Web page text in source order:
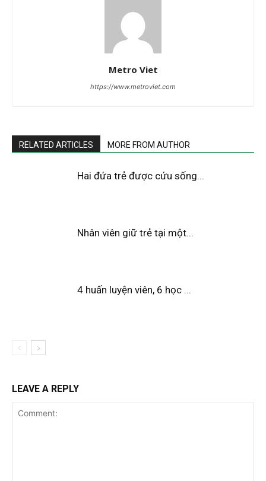
Metro Viet
https://www.metroviet.com
RELATED ARTICLES MORE FROM AUTHOR
Hai đứa trẻ được cứu sống...
Nhân viên giữ trẻ tại một...
4 huấn luyện viên, 6 học ...
LEAVE A REPLY